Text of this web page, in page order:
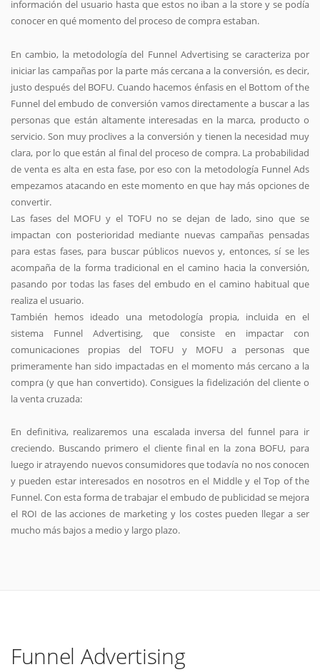
información del usuario hasta que estos no iban a la store y se podía
conocer en qué momento del proceso de compra estaban.
En cambio, la metodología del Funnel Advertising se caracteriza por
iniciar las campañas por la parte más cercana a la conversión, es decir,
justo después del BOFU. Cuando hacemos énfasis en el Bottom of the
Funnel del embudo de conversión vamos directamente a buscar a las
personas que están altamente interesadas en la marca, producto o
servicio. Son muy proclives a la conversión y tienen la necesidad muy
clara, por lo que están al final del proceso de compra. La probabilidad
de venta es alta en esta fase, por eso con la metodología Funnel Ads
empezamos atacando en este momento en que hay más opciones de
convertir.
Las fases del MOFU y el TOFU no se dejan de lado, sino que se
impactan con posterioridad mediante nuevas campañas pensadas
para estas fases, para buscar públicos nuevos y, entonces, sí se les
acompaña de la forma tradicional en el camino hacia la conversión,
pasando por todas las fases del embudo en el camino habitual que
realiza el usuario.
También hemos ideado una metodología propia, incluida en el
sistema Funnel Advertising, que consiste en impactar con
comunicaciones propias del TOFU y MOFU a personas que
primeramente han sido impactadas en el momento más cercano a la
compra (y que han convertido). Consigues la fidelización del cliente o
la venta cruzada:
En definitiva, realizaremos una escalada inversa del funnel para ir
creciendo. Buscando primero el cliente final en la zona BOFU, para
luego ir atrayendo nuevos consumidores que todavía no nos conocen
y pueden estar interesados en nosotros en el Middle y el Top of the
Funnel. Con esta forma de trabajar el embudo de publicidad se mejora
el ROI de las acciones de marketing y los costes pueden llegar a ser
mucho más bajos a medio y largo plazo.
Funnel Advertising